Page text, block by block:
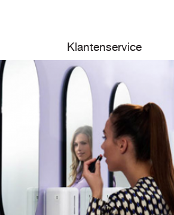
Klantenservice